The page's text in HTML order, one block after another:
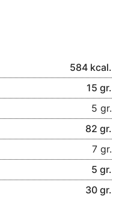
584 kcal.
15 gr.
5 gr.
82 gr.
7 gr.
5 gr.
30 gr.